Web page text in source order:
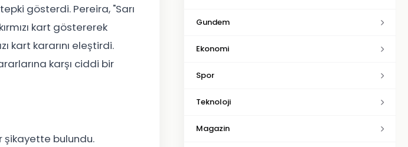
gösterdi. Pereira, "Sarı
kart göstererek
kart kararını eleştirdi.
karşı ciddi bir
şikayette bulundu.
Gundem
Ekonomi
Spor
Teknoloji
Magazin